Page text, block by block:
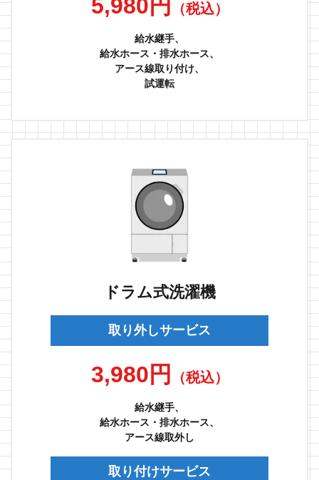
5,980円 （税込）
給水継手、
給水ホース・排水ホース、
アース線取り付け、
試運転
ドラム式洗濯機
取り外しサービス
3,980円 （税込）
給水継手、
給水ホース・排水ホース、
アース線取外し
取り付けサービス